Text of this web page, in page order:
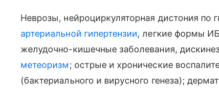
Неврозы, нейроциркуляторная дистония по
артериальной гипертензии, легкие формы
желудочно-кишечные заболевания,
метеоризм; острые и хронические
(бактериального и вирусного генеза);